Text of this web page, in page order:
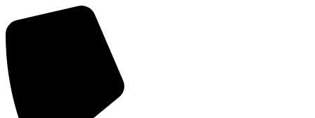
Перейти
к
содержимому